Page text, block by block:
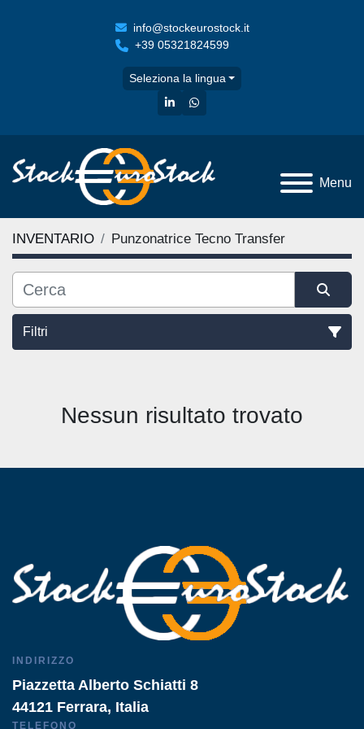
info@stockeurostock.it
+39 05321824599
Seleziona la lingua
linkedinwhatsapp
Menu
INVENTARIO Punzonatrice Tecno Transfer
Filtri
Ordina per
Nessun risultato trovato
INDIRIZZO
Piazzetta Alberto Schiatti 8
44121 Ferrara, Italia
TELEFONO